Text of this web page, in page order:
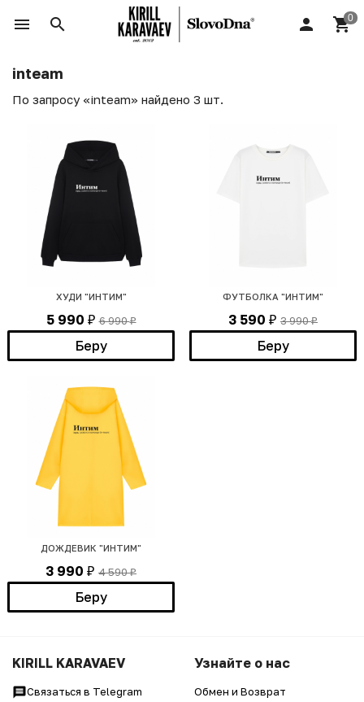
inteam
По запросу «inteam» найдено 3 шт.
ХУДИ "ИНТИМ"
5 990 ₽ 6 990₽
Беру
ФУТБОЛКА "ИНТИМ"
3 590 ₽ 3 990₽
Беру
ДОЖДЕВИК "ИНТИМ"
3 990 ₽ 4 590₽
Беру
KIRILL KARAVAEV
Связаться в Telegram
Узнайте о нас
Обмен и Возврат